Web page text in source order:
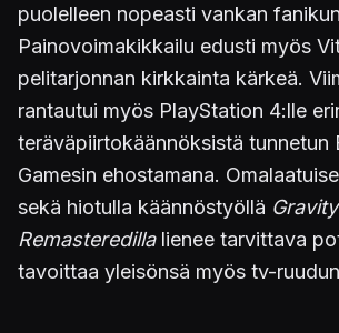
puolelleen nopeasti vankan
Painovoimakikkailu edusti myös
pelitarjonnan kirkkainta kärkeä.
rantautui myös PlayStation 4:lle
teräväpiirtokäännöksistä tunnetun
Gamesin ehostamana.
sekä hiotulla käännöstyöllä
Remasteredilla lienee tarvittava
tavoittaa yleisönsä myös tv-